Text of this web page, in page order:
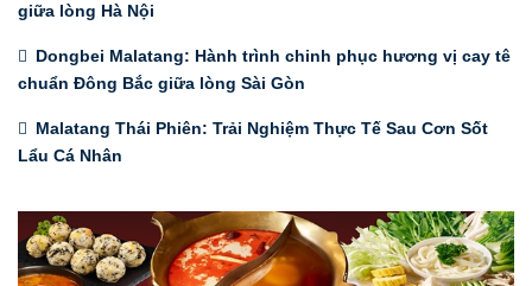
giữa lòng Hà Nội
Dongbei Malatang: Hành trình chinh phục hương vị cay tê
chuẩn Đông Bắc giữa lòng Sài Gòn
Malatang Thái Phiên: Trải Nghiệm Thực Tế Sau Cơn Sốt
Lẩu Cá Nhân